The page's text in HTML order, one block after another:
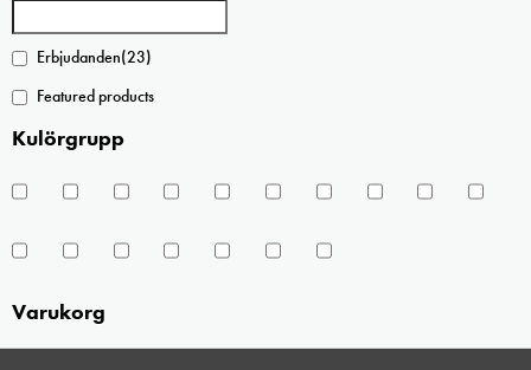
Erbjudanden(23)
Featured products
Kulörgrupp
Varukorg